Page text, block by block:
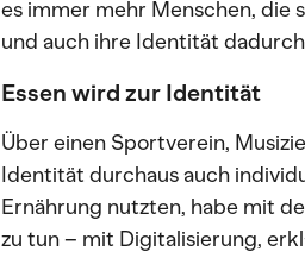
es immer mehr Menschen, die
und auch ihre Identität
Essen wird zur Identität
Über einen Sportverein,
Identität durchaus auch
Ernährung nutzten, habe mit
zu tun – mit Digitalisierung,